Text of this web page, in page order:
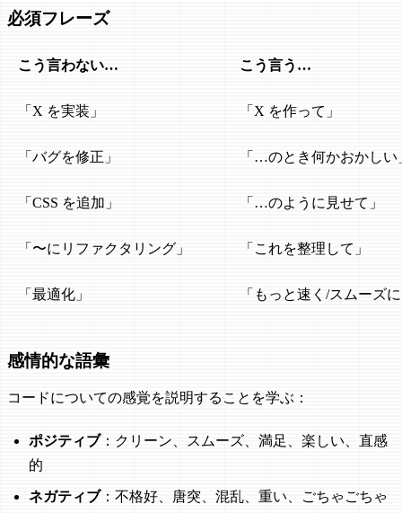
必須フレーズ
こう言わない… こう言う…
「X を実装」 「X を作って」
「バグを修正」 「…のとき何かおかしい
「CSS を追加」 「…のように見せて」
「〜にリファクタリング」 「これを整理して」
「最適化」 「もっと速く/スムーズ
感情的な語彙
コードについての感覚を説明することを学ぶ：
ポジティブ ：クリーン、スムーズ、満足、楽しい、直感
的
ネガティブ ：不格好、唐突、混乱、重い、ごちゃごちゃ